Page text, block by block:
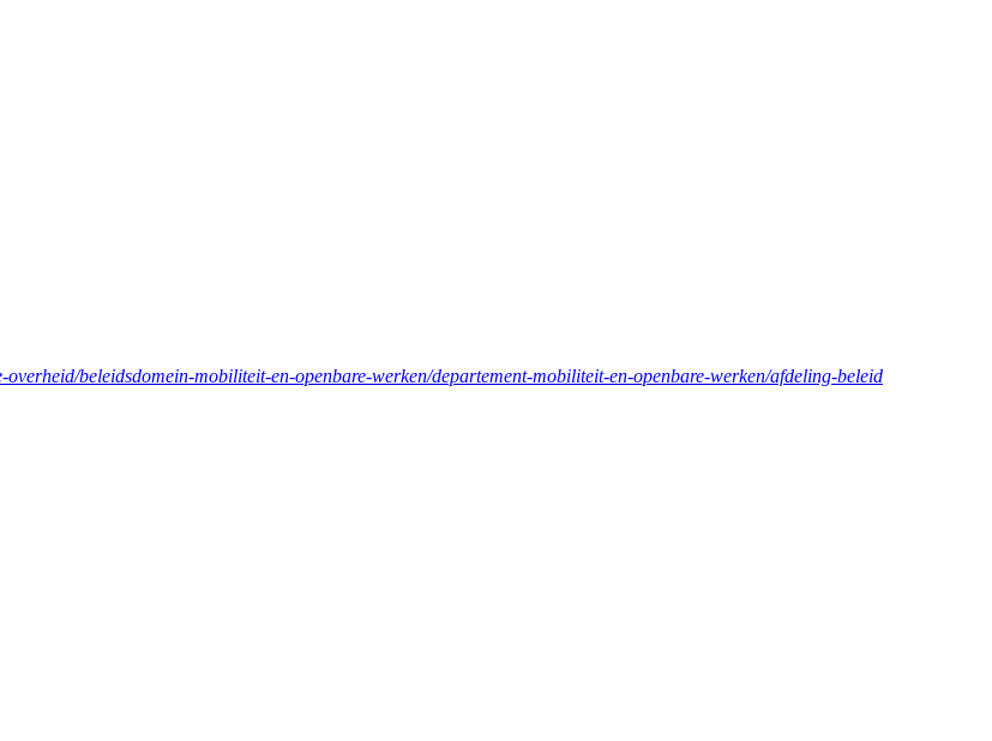
beleidsdomein-mobiliteit-en-openbare-werken/departement-mobiliteit-en-openbare-werken/afdeling-beleid